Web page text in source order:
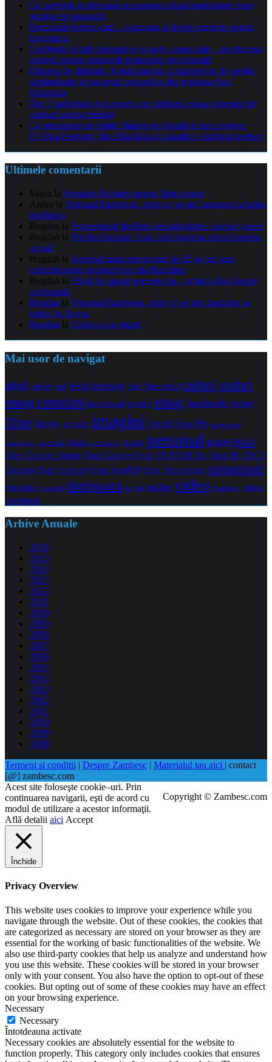
Ce exerciții accelerează recuperarea după implantarea unei
proteze de genunchi
Iluminatul pentru scari – siguranta si design modern pentru
locuinta ta
Curățenia în hale industriale și spații comerciale – un element
esențial pentru siguranță și imagine profesională
Dincolo de diplomă: Rolul strategic al pachetelor de sprijin
săptămânale în succesul cursanților din regiunea Sud-
Muntenia
Top 7 gadgeturi și accesorii care definesc noua generație de
cadouri pentru bărbați
Ce presupune un Smile Makeover digital și cum reușește
D’Alba Dentistry din Alba Iulia să planifice zâmbetul perfect
Ultimele comentarii
Vasea la Angajari de baieti pentru filme porno
Andra la Patronul Facebook, prins ca se uita languros la iubita
lui Bezos
Bogdan la Parlamentul din Peru declară război fustelor scurte
Bogdan la Parchet laminat: Cum faci alegerea corectă pentru
acasă?
Bogdan la Secretul unui antreprenor de 25 de ani care
schimbă piața construcțiilor din România
Bogdan la Părul tău spune povestea ta – ce faci când începe
să dispară?
Bogdan la Patronul Facebook, prins ca se uita languros la
iubita lui Bezos
Bogdan la Ciolacu s-a tatuat!
Mai usor de navigat
adult audio bani benzi desenate blog Bucuresti coduri coduri
emag concurs download DVDRip emag facebook femei
filme funny google imagini jocuri Kiss FM maramures
messenger noiembrie Nokia octombrie orange personal pozequiz
Quiz Comert Online Quiz Gadget Quiz HI-TECH Biz Quiz HI-TECH
Oameni Quiz Internet Quiz KissFM Quiz Tehnologie raspunsuri
romania sugestii timisoara torrent trailer video Vodafone yahoo
messenger
Arhive Anuale
2026
2025
2024
2023
2022
2021
2020
2019
2018
2017
2016
2015
2014
2013
2012
2011
2010
2009
2008
Termeni si conditii | Despre Zambesc | Materialul tau aici | contact
[@] zambesc.com
Copyright © Zambesc.com
Acest site foloseşte cookie–uri. Prin
continuarea navigarii, eşti de acord cu
modul de utilizare a acestor informaţii.
Află detalii aici Accept
Închide
Privacy Overview
This website uses cookies to improve your experience while you
navigate through the website. Out of these cookies, the cookies that
are categorized as necessary are stored on your browser as they are
essential for the working of basic functionalities of the website. We
also use third-party cookies that help us analyze and understand how
you use this website. These cookies will be stored in your browser
only with your consent. You also have the option to opt-out of these
cookies. But opting out of some of these cookies may have an effect
on your browsing experience.
Necessary
Necessary
Întotdeauna activate
Necessary cookies are absolutely essential for the website to
function properly. This category only includes cookies that ensures